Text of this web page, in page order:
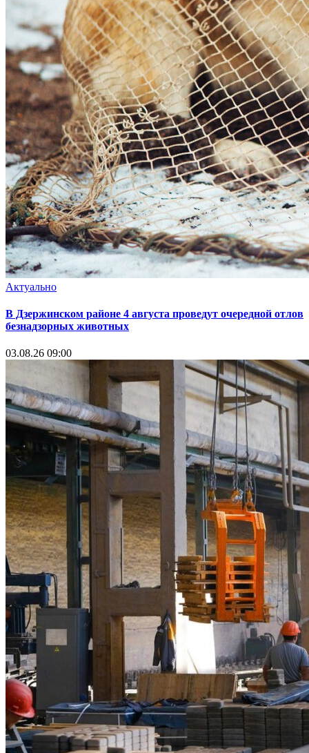
Актуально
В Дзержинском районе 4 августа проведут очередной отлов
безнадзорных животных
03.08.26 09:00